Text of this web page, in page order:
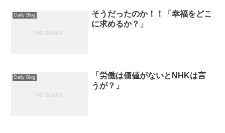
Daily Blog
そうだったのか！！「幸福をどこ
に求めるか？」
Daily Blog
「労働は価値がないとNHKは言
うが？」